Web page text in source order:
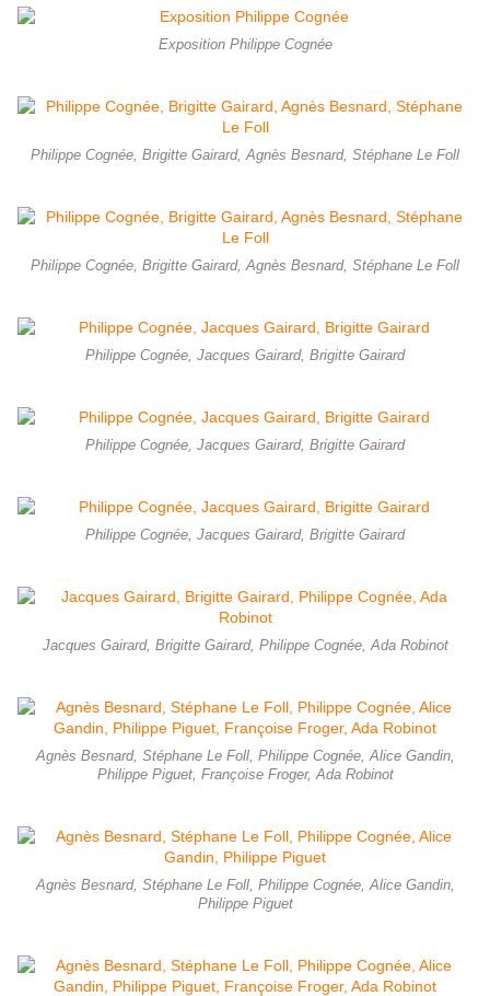
Exposition Philippe Cognée
Philippe Cognée, Brigitte Gairard, Agnès Besnard, Stéphane Le Foll
Philippe Cognée, Brigitte Gairard, Agnès Besnard, Stéphane Le Foll
Philippe Cognée, Jacques Gairard, Brigitte Gairard
Philippe Cognée, Jacques Gairard, Brigitte Gairard
Philippe Cognée, Jacques Gairard, Brigitte Gairard
Jacques Gairard, Brigitte Gairard, Philippe Cognée, Ada Robinot
Agnès Besnard, Stéphane Le Foll, Philippe Cognée, Alice Gandin,
Philippe Piguet, Françoise Froger, Ada Robinot
Agnès Besnard, Stéphane Le Foll, Philippe Cognée, Alice Gandin,
Philippe Piguet